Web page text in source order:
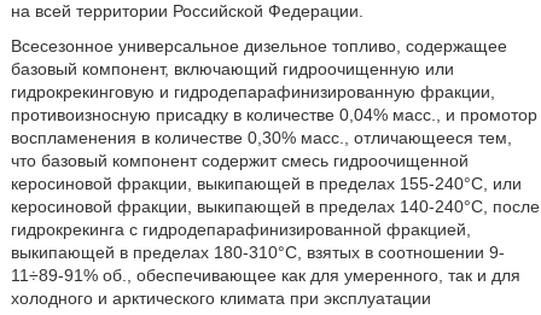
на всей территории Российской Федерации.
Всесезонное универсальное дизельное топливо, содержащее
базовый компонент, включающий гидроочищенную или
гидрокрекинговую и гидродепарафинизированную фракции,
противоизносную присадку в количестве 0,04% масс., и промотор
воспламенения в количестве 0,30% масс., отличающееся тем,
что базовый компонент содержит смесь гидроочищенной
керосиновой фракции, выкипающей в пределах 155-240°С, или
керосиновой фракции, выкипающей в пределах 140-240°С, после
гидрокрекинга с гидродепарафинизированной фракцией,
выкипающей в пределах 180-310°С, взятых в соотношении 9-
11÷89-91% об., обеспечивающее как для умеренного, так и для
холодного и арктического климата при эксплуатации